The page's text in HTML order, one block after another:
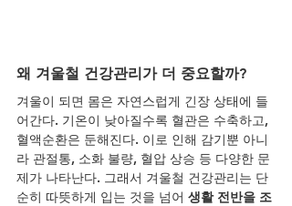
왜 겨울철 건강관리가 더 중요할까?
겨울이 되면 몸은 자연스럽게 긴장 상태에 들
어간다. 기온이 낮아질수록 혈관은 수축하고,
혈액순환은 둔해진다. 이로 인해 감기뿐 아니
라 관절통, 소화 불량, 혈압 상승 등 다양한 문
제가 나타난다. 그래서 겨울철 건강관리는 단
순히 따뜻하게 입는 것을 넘어 생활 전반을 조